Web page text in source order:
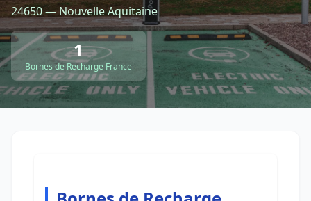
CGU-Confidentialité- Service proposé parViteUnDevis.com-Vous
24650 — Nouvelle Aquitaine
1
Bornes de Recharge France